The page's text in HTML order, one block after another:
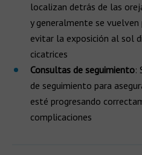
localizan detrás de las
y generalmente se vuelven
evitar la exposición al sol
cicatrices
Consultas de seguimiento:
de seguimiento para
esté progresando
complicaciones